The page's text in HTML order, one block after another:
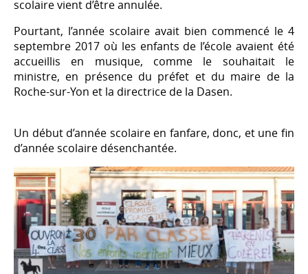
scolaire vient d’être annulée.
Pourtant, l’année scolaire avait bien commencé le 4
septembre 2017 où les enfants de l’école avaient été
accueillis en musique, comme le souhaitait le
ministre, en présence du préfet et du maire de la
Roche-sur-Yon et la directrice de la Dasen.
Un début d’année scolaire en fanfare, donc, et une fin
d’année scolaire désenchantée.